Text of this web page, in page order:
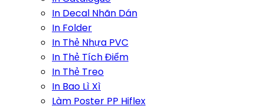
In Decal Nhãn Dán
In Folder
In Thẻ Nhựa PVC
In Thẻ Tích Điểm
In Thẻ Treo
In Bao Lì Xì
Làm Poster PP Hiflex